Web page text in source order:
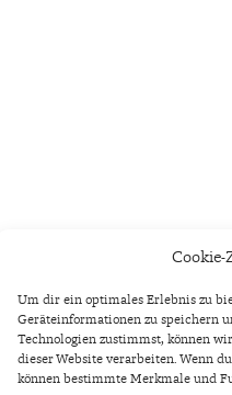
Um dir ein optimales Erlebnis zu
Geräteinformationen zu speichern
Technologien zustimmst, können
dieser Website verarbeiten. Wenn
können bestimmte Merkmale und